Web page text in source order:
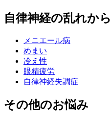
自律神経の乱れか
メニエール病
めまい
冷え性
眼精疲労
自律神経失調症
その他のお悩み